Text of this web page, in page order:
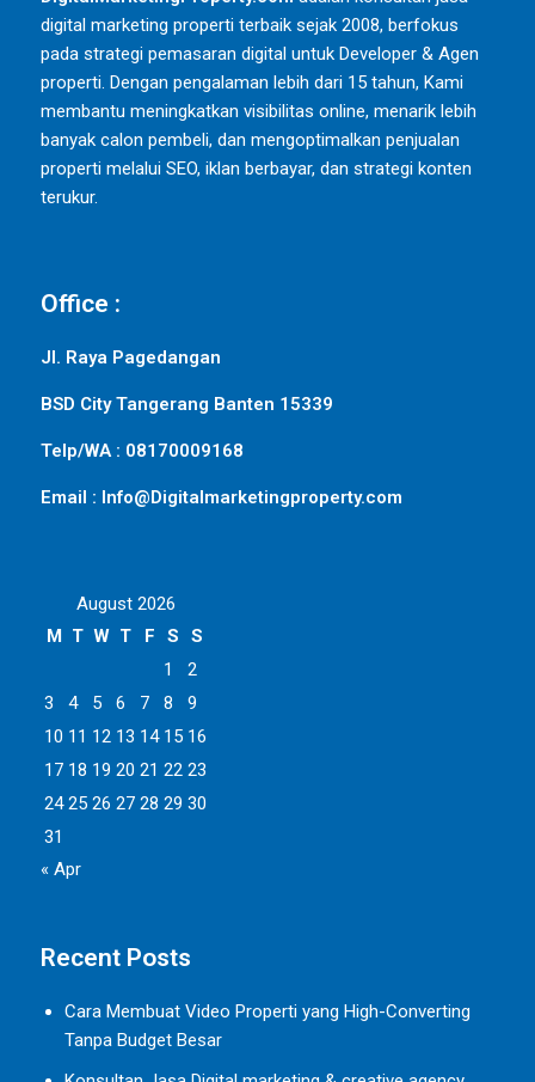
digital marketing properti terbaik sejak 2008, berfokus
pada strategi pemasaran digital untuk Developer & Agen
properti. Dengan pengalaman lebih dari 15 tahun, Kami
membantu meningkatkan visibilitas online, menarik lebih
banyak calon pembeli, dan mengoptimalkan penjualan
properti melalui SEO, iklan berbayar, dan strategi konten
terukur.
Office :
Jl. Raya Pagedangan
BSD City Tangerang Banten 15339
Telp/WA : 08170009168
Email : Info@Digitalmarketingproperty.com
August 2026
M T W T F S
S
1
2
3
4 5 6 7 8
9
10 11 12 13 14 15 16
17 18 19 20 21 22 23
24 25 26 27 28 29 30
31
« Apr
Recent Posts
Cara Membuat Video Properti yang High-Converting
Tanpa Budget Besar